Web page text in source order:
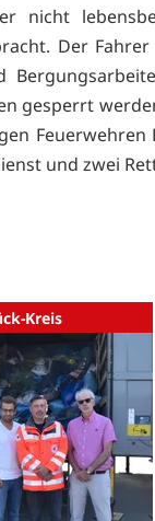
nicht
Der
gesperrt
und zwei
Kreis